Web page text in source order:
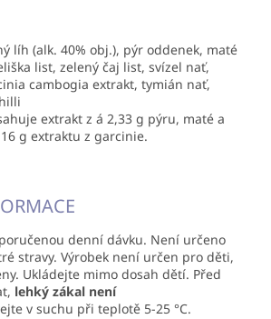
líh (alk. 40% obj.), pýr oddenek, maté
list, zelený čaj list, svízel nať,
cambogia extrakt, tymián nať,
extrakt z á 2,33 g pýru, maté a
g extraktu z garcinie.
denní dávku. Není určeno
stravy. Výrobek není určen pro děti,
Ukládejte mimo dosah dětí. Před
lehký zákal není
v suchu při teplotě 5-25 °C.